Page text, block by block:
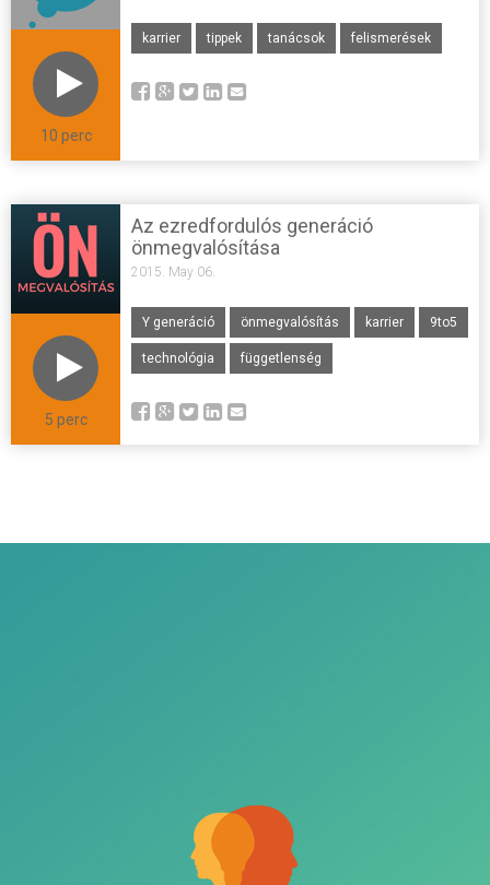
10 perc
karrier tippek tanácsok felismerések
5 perc
Az ezredfordulós generáció
önmegvalósítása
2015. May 06.
Y generáció önmegvalósítás karrier 9to5
technológia függetlenség